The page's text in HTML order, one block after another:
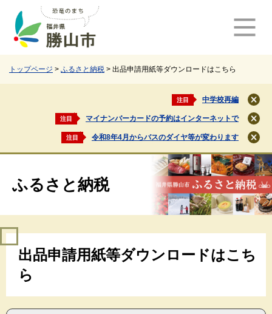
トップページ > ふるさと納税 > 出品申請用紙等ダウンロードはこちら
注目 中学校再編
閉
じ
る
注目 マイナンバーカードの予約はインターネットで
閉
じ
る
注目 令和8年4月からバスのダイヤ等が変わります
閉
じ
る
ふるさと納税
出品申請用紙等ダウンロードはこち
ら